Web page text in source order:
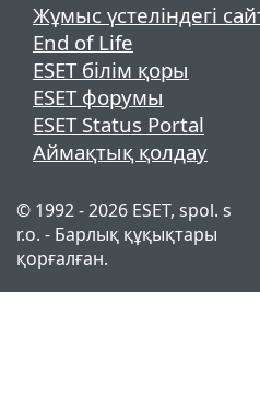
Жұмыс үстеліндегі
End of Life
ESET білім қоры
ESET форумы
ESET Status Portal
Аймақтық қолдау
© 1992 - 2026 ESET, spol. s
r.o. - Барлық құқықтары
қорғалған.